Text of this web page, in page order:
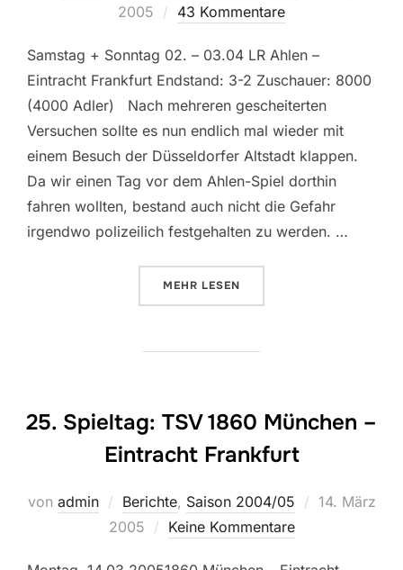
2005
43 Kommentare
Samstag + Sonntag 02. – 03.04 LR Ahlen –
Eintracht Frankfurt Endstand: 3-2 Zuschauer: 8000
(4000 Adler) Nach mehreren gescheiterten
Versuchen sollte es nun endlich mal wieder mit
einem Besuch der Düsseldorfer Altstadt klappen.
Da wir einen Tag vor dem Ahlen-Spiel dorthin
fahren wollten, bestand auch nicht die Gefahr
irgendwo polizeilich festgehalten zu werden. …
MEHR ÜBER „27. SPIELTAG: LR AHLEN
LESEN
25. Spieltag: TSV 1860 München –
Eintracht Frankfurt
von admin Berichte, Saison 2004/05
14. März
2005
Keine Kommentare